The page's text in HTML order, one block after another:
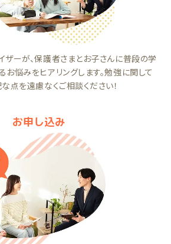
ザーが、保護者さまとお子さんに普段の学
お悩みをヒアリングします。勉強に関して
点を遠慮なくご相談ください！
お申し込み